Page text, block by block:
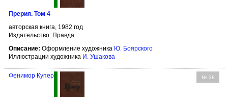
Прерия. Том 4
авторская книга, 1982 год
Издательство: Правда
Описание: Оформление художника Ю. Боярского
Иллюстрации художника И. Ушакова
№ 38
Фенимор Купер